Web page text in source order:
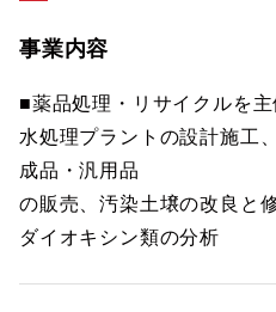
事業内容
■薬品処理・リサイクルを
水処理プラントの設計施工
成品・汎用品
の販売、汚染土壌の改良と
ダイオキシン類の分析